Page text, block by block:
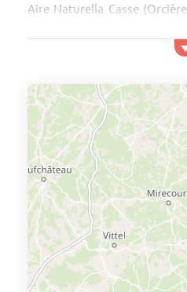
Aire Naturella Casse
Meije (La Grave à 4 km). La
actuellement la Résidence
par séjour en arrivant le 14 ).